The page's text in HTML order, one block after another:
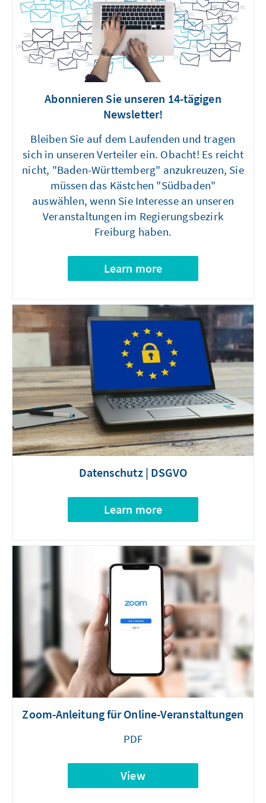
Abonnieren Sie unseren 14-tägigen
Newsletter!
Bleiben Sie auf dem Laufenden und tragen
sich in unseren Verteiler ein. Obacht! Es reicht
nicht, "Baden-Württemberg" anzukreuzen, Sie
müssen das Kästchen "Südbaden"
auswählen, wenn Sie Interesse an unseren
Veranstaltungen im Regierungsbezirk
Freiburg haben.
Learn more
Datenschutz | DSGVO
Learn more
Zoom-Anleitung für Online-Veranstaltungen
PDF
View